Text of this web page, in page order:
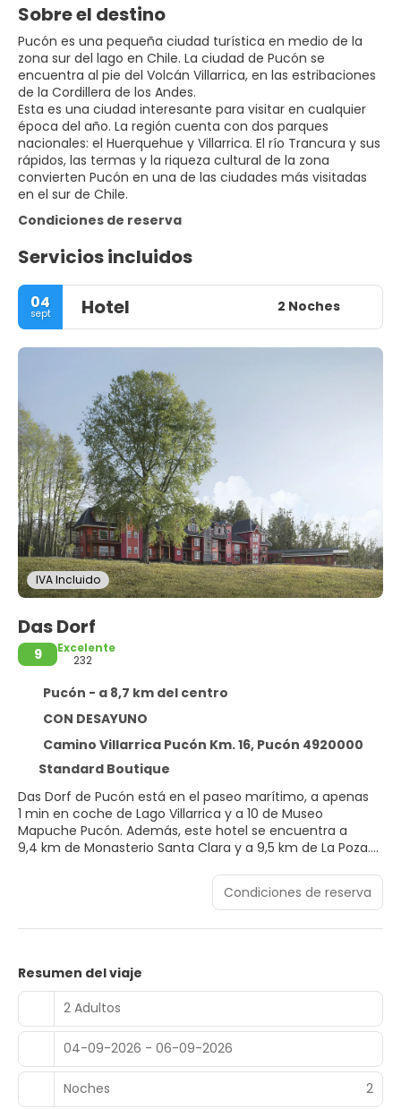
Sobre el destino
Pucón es una pequeña ciudad turística en medio de la
zona sur del lago en Chile. La ciudad de Pucón se
encuentra al pie del Volcán Villarrica, en las estribaciones
de la Cordillera de los Andes.
Esta es una ciudad interesante para visitar en cualquier
época del año. La región cuenta con dos parques
nacionales: el Huerquehue y Villarrica. El río Trancura y sus
rápidos, las termas y la riqueza cultural de la zona
convierten Pucón en una de las ciudades más visitadas
en el sur de Chile.
Condiciones de reserva
Servicios incluidos
04
sept Hotel 2 Noches
IVA Incluido
Das Dorf
9
Excelente
232
Pucón - a 8,7 km del centro
CON DESAYUNO
Camino Villarrica Pucón Km. 16, Pucón 4920000
Standard Boutique
Das Dorf de Pucón está en el paseo marítimo, a apenas
1 min en coche de Lago Villarrica y a 10 de Museo
Mapuche Pucón. Además, este hotel se encuentra a
9,4 km de Monasterio Santa Clara y a 9,5 km de La Poza.
Recibe los cuidados que te mereces gracias al servicio de
masajes o aprovecha instalaciones recreativas como
piscina al aire libre de temporada y muchas más.
Encontrarás también conexión a Internet wifi gratis,
Te sentirás como en tu propia casa en cualquiera de las
16 habitaciones con minibar y Smart TV. La conexión wifi
gratis te mantendrá en contacto con los tuyos. Además,
podrás disfrutar de canales por cable. Entre las
comodidades, se incluyen caja fuerte y escritorio,
además de un servicio de limpieza disponible todos los
Condiciones de reserva
Resumen del viaje
2 Adultos
04-09-2026 - 06-09-2026
Noches 2